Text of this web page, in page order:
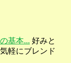
基本... 好みと
軽にブレンド